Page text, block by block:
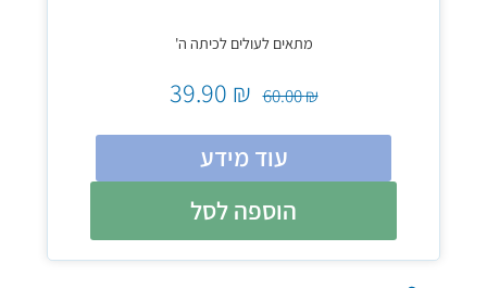
מתאים לעולים לכיתה ה'
₪
60.00
₪
עוד מידע
הוספה לסל